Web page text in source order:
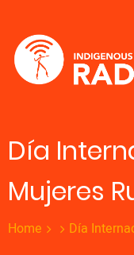
main
content
Día
Mujeres
Home Día